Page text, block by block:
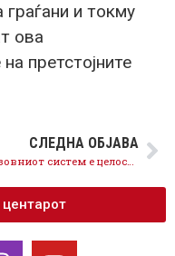
граѓани и токму
ова
претстојните
СЛЕДНА ОБЈАВА
Oбразовниот систем е целосно подготвен за работа и од здравствен и од едукативен аспект, ВМРО-ДПМНЕ да престане да ја манипулира јавноста